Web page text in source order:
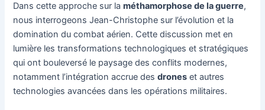
Dans cette approche sur laméthamorphose de la guerre,
nous interrogeons Jean-Christophe sur l’évolution et la
domination du combat aérien. Cette discussion met en
lumière les transformations technologiques et stratégiques
qui ont bouleversé le paysage des conflits modernes,
notamment l’intégration accrue desdrones et autres
technologies avancées dans les opérations militaires.